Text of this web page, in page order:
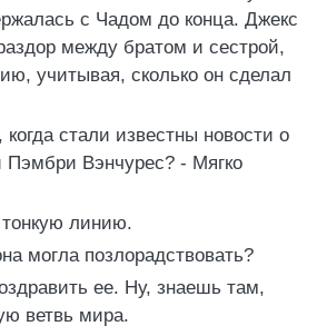
с Чадом до конца. Джекс
между братом и сестрой,
учитывая, сколько он сделал
стали известны новости о
Пэмбри Вэнчурес? - Мягко
линию.
могла позлорадствовать?
ее. Ну, знаешь там,
ветвь мира.